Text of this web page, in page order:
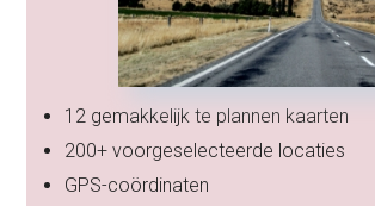
12 gemakkelijk te plannen kaarten
200+ voorgeselecteerde locaties
GPS-coördinaten